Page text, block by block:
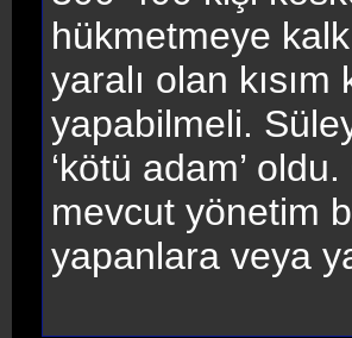
hükmetmeye
yaralı olan
yapabilmeli.
‘kötü adam’
mevcut yönetim
yapanlara veya